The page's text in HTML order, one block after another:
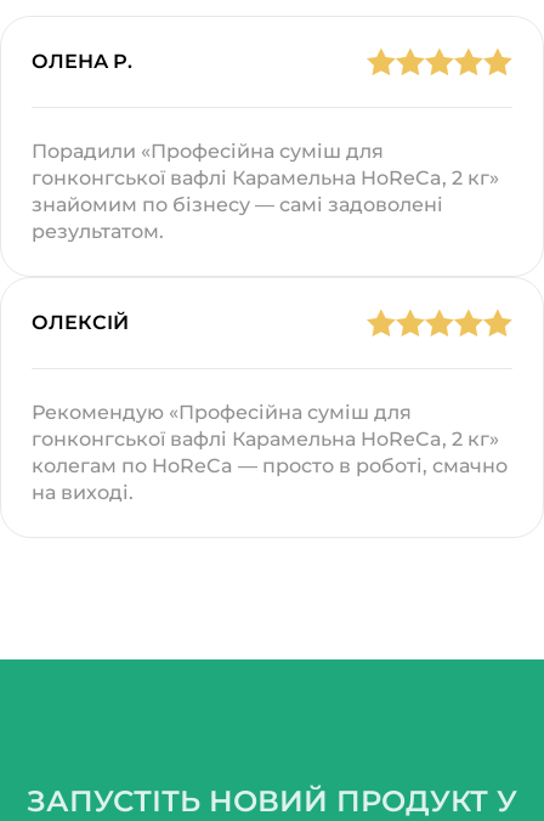
ОЛЕНА Р.
Порадили «Професійна суміш для
гонконгської вафлі Карамельна HoReCa, 2 кг»
знайомим по бізнесу — самі задоволені
результатом.
ОЛЕКСІЙ
Рекомендую «Професійна суміш для
гонконгської вафлі Карамельна HoReCa, 2 кг»
колегам по HoReCa — просто в роботі, смачно
на виході.
ЗАПУСТІТЬ НОВИЙ ПРОДУКТ У